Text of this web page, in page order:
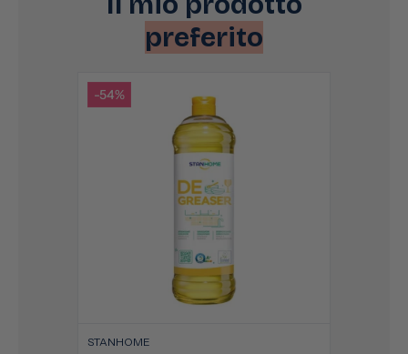
preferito
-54%
STANHOME